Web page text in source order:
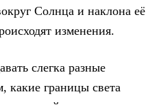
Солнца и наклона её
изменения.
слегка разные
какие границы света